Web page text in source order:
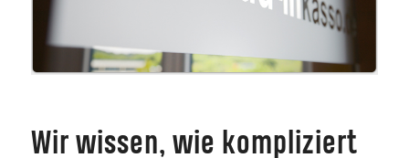
Wir wissen, wie kompliziert